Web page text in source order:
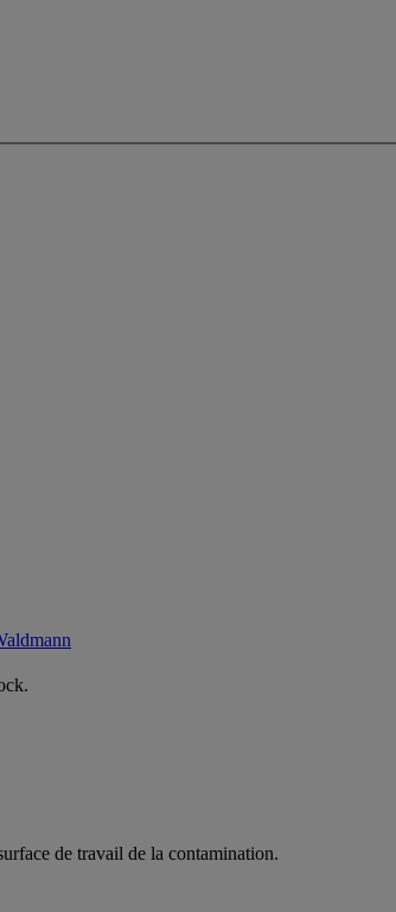
de travail de la contamination.